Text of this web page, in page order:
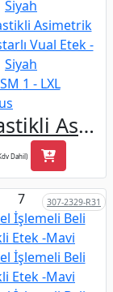
1 - LXL
Beli Lastikli Asimetrik Fırfırlı Astarlı Vual Etek -Siyah
Dahil)
7 307-2329-R31